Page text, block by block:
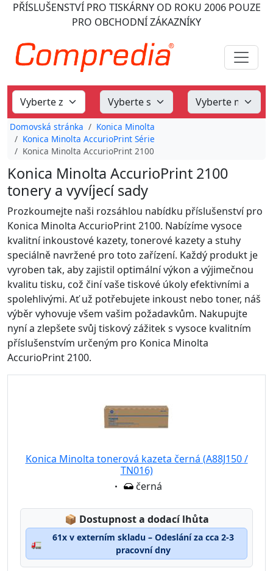
PŘÍSLUŠENSTVÍ PRO TISKÁRNY OD ROKU 2006POUZE
PRO OBCHODNÍ ZÁKAZNÍKY
Domovská stránka
Konica Minolta
Konica Minolta AccurioPrint Série
Konica Minolta AccurioPrint 2100
Konica Minolta AccurioPrint 2100
tonery a vyvíjecí sady
Prozkoumejte naši rozsáhlou nabídku příslušenství pro
Konica Minolta AccurioPrint 2100. Nabízíme vysoce
kvalitní inkoustové kazety, tonerové kazety a stuhy
speciálně navržené pro toto zařízení. Každý produkt je
vyroben tak, aby zajistil optimální výkon a výjimečnou
kvalitu tisku, což činí vaše tiskové úkoly efektivními a
spolehlivými. Ať už potřebujete inkoust nebo toner, náš
výběr vyhovuje všem vašim požadavkům. Nakupujte
nyní a zlepšete svůj tiskový zážitek s vysoce kvalitním
příslušenstvím určeným pro Konica Minolta
AccurioPrint 2100.
Konica Minolta tonerová kazeta černá (A88J150 /
TN016)
Eigenschaft:
černá
📦 Lagerstatus:
Dostupnost a dodací lhůta
🚛
61x v externím skladu – Odeslání za cca 2-3
pracovní dny